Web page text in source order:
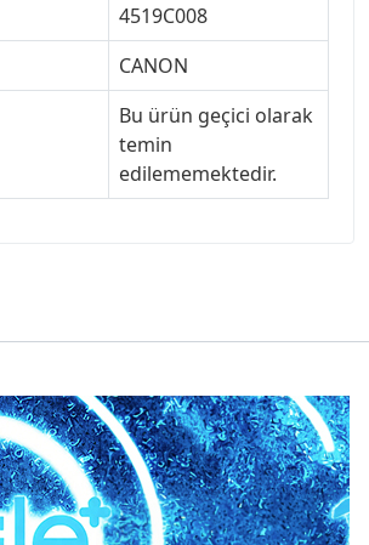
4519C008
CANON
Bu ürün geçici olarak
temin
edilememektedir.